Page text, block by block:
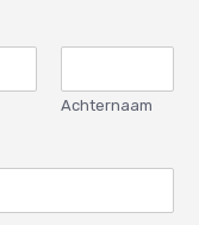
Achternaam